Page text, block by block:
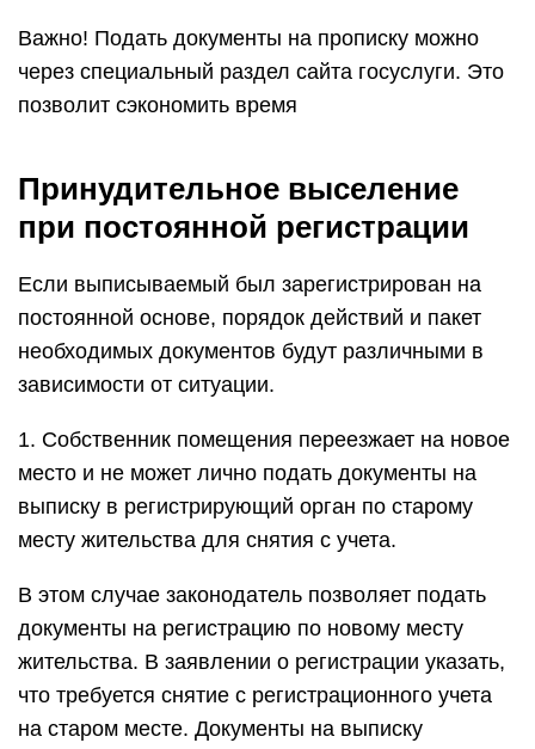
Важно! Подать документы на прописку можно
через специальный раздел сайта госуслуги. Это
позволит сэкономить время
Принудительное выселение
при постоянной регистрации
Если выписываемый был зарегистрирован на
постоянной основе, порядок действий и пакет
необходимых документов будут различными в
зависимости от ситуации.
1. Собственник помещения переезжает на новое
место и не может лично подать документы на
выписку в регистрирующий орган по старому
месту жительства для снятия с учета.
В этом случае законодатель позволяет подать
документы на регистрацию по новому месту
жительства. В заявлении о регистрации указать,
что требуется снятие с регистрационного учета
на старом месте. Документы на выписку